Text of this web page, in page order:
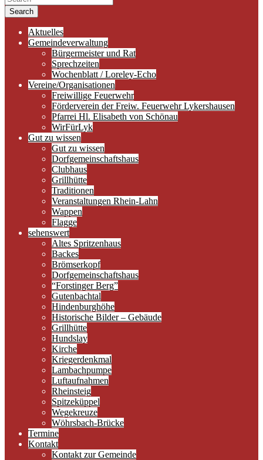
Search
Aktuelles
Gemeindeverwaltung
Bürgermeister und Rat
Sprechzeiten
Wochenblatt / Loreley-Echo
Vereine/Organisationen
Freiwillige Feuerwehr
Förderverein der Freiw. Feuerwehr Lykershausen
Pfarrei Hl. Elisabeth von Schönau
WirFürLyk
Gut zu wissen
Gut zu wissen
Dorfgemeinschaftshaus
Clubhaus
Grillhütte
Traditionen
Veranstaltungen Rhein-Lahn
Wappen
Flagge
sehenswert
Altes Spritzenhaus
Backes
Brömserkopf
Dorfgemeinschaftshaus
“Forstinger Berg”
Gutenbachtal
Hindenburghöhe
Historische Bilder – Gebäude
Grillhütte
Hundslay
Kirche
Kriegerdenkmal
Lambachpumpe
Luftaufnahmen
Rheinsteig
Spitzeküppel
Wegekreuze
Wöhrsbach-Brücke
Termine
Kontakt
Kontakt zur Gemeinde